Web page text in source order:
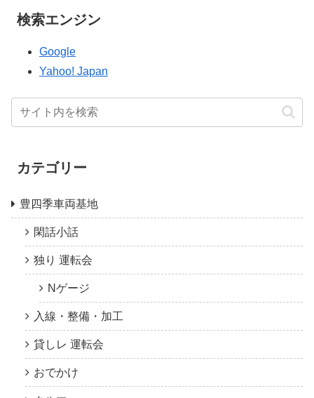
検索エンジン
Google
Yahoo! Japan
カテゴリー
豊四季車両基地
閑話小話
独り 運転会
Nゲージ
入線・整備・加工
貸しレ 運転会
おでかけ